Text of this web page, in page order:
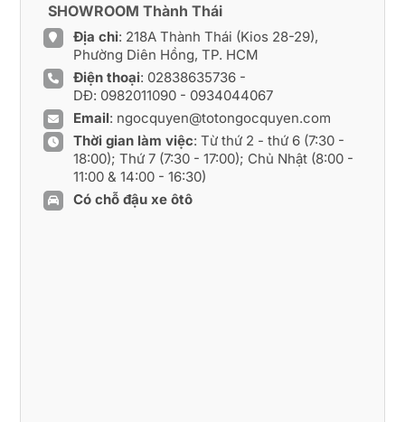
SHOWROOM Thành Thái
Địa chỉ: 218A Thành Thái (Kios 28-29),
Phường Diên Hồng, TP. HCM
Điện thoại: 02838635736 -
DĐ: 0982011090- 0934044067
Email: ngocquyen@totongocquyen.com
Thời gian làm việc: Từ thứ 2 - thứ 6 (7:30 -
18:00); Thứ 7 (7:30 - 17:00); Chủ Nhật (8:00 -
11:00 & 14:00 - 16:30)
Có chỗ đậu xe ôtô